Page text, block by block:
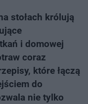
stołach królują
i domowej
coraz
które łączą
do
nie tylko